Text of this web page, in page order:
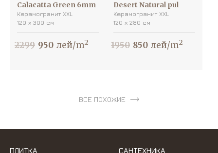
Calacatta Green 6mm
Керамогранит XXL
120 х 300 см
2299 950 лей/m2
Desert Natural pul
Керамогранит XXL
120 х 280 см
1950 850 лей/m2
ВСЕ ПОХОЖИЕ
ПЛИТКА САНТЕХНИКА